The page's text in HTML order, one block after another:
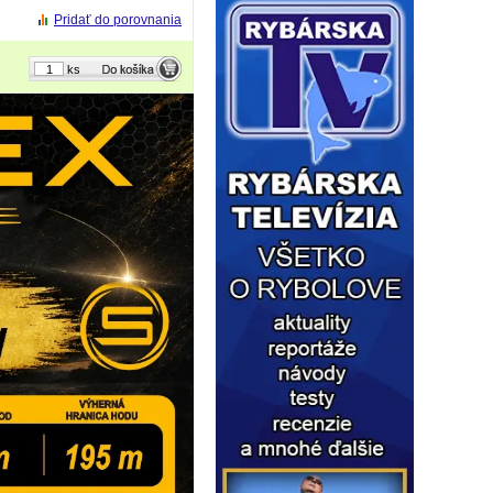
Pridať do porovnania
ks